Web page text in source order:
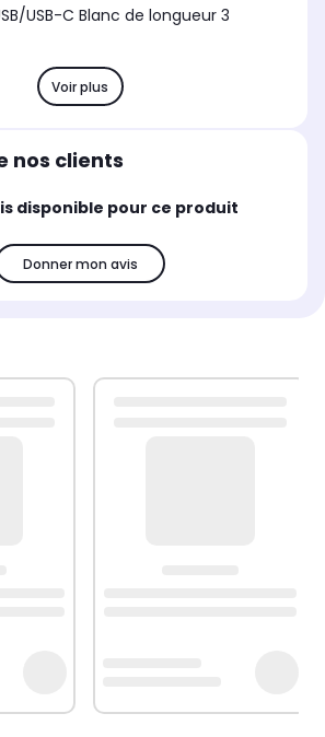
USB-C Blanc de longueur 3
Voir plus
nos clients
disponible pour ce produit
Donner mon avis